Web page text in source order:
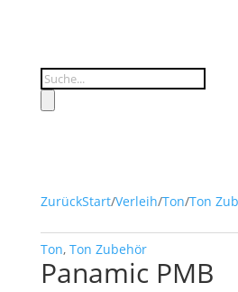
Products
search
ZurückStart/Verleih/Ton/Ton
Ton, Ton Zubehör
Panamic PMB